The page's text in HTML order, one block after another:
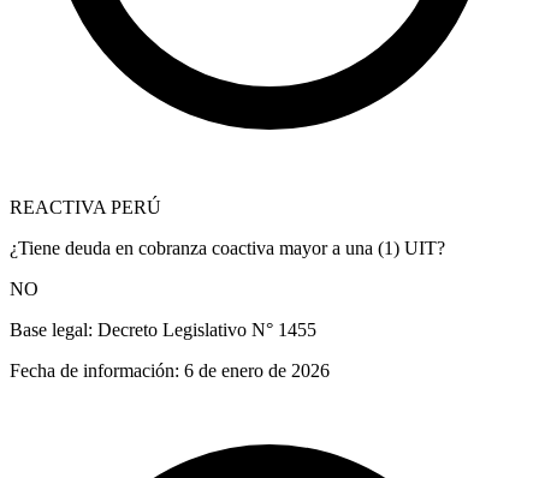
REACTIVA PERÚ
¿Tiene deuda en cobranza coactiva mayor a una (1) UIT?
NO
Base legal: Decreto Legislativo N° 1455
Fecha de información: 6 de enero de 2026